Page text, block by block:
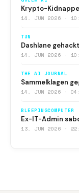
Krypto-
14. JUN 2026 ·
T3N
Dashlane
14. JUN 2026 ·
THE AI JOURNAL
Sammelklagen
14. JUN 2026 ·
BLEEPINGCOMPUTER
Ex-IT-Admin
13. JUN 2026 ·